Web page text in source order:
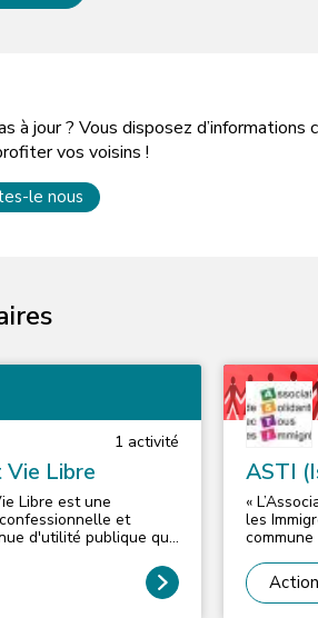
à jour ? Vous disposez d’informations
vos voisins !
le nous
1 activité
Vie Libre
Libre est une
et
d'utilité publique qui
leurs familles,
sympathisants
les
ASTI
«
les
issues de
des